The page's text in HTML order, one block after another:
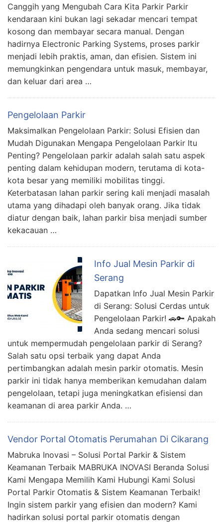
Canggih yang Mengubah Cara Kita Parkir Parkir
kendaraan kini bukan lagi sekadar mencari tempat
kosong dan membayar secara manual. Dengan
hadirnya Electronic Parking Systems, proses parkir
menjadi lebih praktis, aman, dan efisien. Sistem ini
memungkinkan pengendara untuk masuk, membayar,
dan keluar dari area …
Pengelolaan Parkir
Maksimalkan Pengelolaan Parkir: Solusi Efisien dan
Mudah Digunakan Mengapa Pengelolaan Parkir Itu
Penting? Pengelolaan parkir adalah salah satu aspek
penting dalam kehidupan modern, terutama di kota-
kota besar yang memiliki mobilitas tinggi.
Keterbatasan lahan parkir sering kali menjadi masalah
utama yang dihadapi oleh banyak orang. Jika tidak
diatur dengan baik, lahan parkir bisa menjadi sumber
kekacauan …
Info Jual Mesin Parkir di
Serang
Dapatkan Info Jual Mesin Parkir
di Serang: Solusi Cerdas untuk
Pengelolaan Parkir! 🚗🔑 Apakah
Anda sedang mencari solusi
untuk mempermudah pengelolaan parkir di Serang?
Salah satu opsi terbaik yang dapat Anda
pertimbangkan adalah mesin parkir otomatis. Mesin
parkir ini tidak hanya memberikan kemudahan dalam
pengelolaan, tetapi juga meningkatkan efisiensi dan
keamanan di area parkir Anda. …
Vendor Portal Otomatis Perumahan Di Cikarang
Mabruka Inovasi – Solusi Portal Parkir & Sistem
Keamanan Terbaik MABRUKA INOVASI Beranda Solusi
Kami Mengapa Memilih Kami Hubungi Kami Solusi
Portal Parkir Otomatis & Sistem Keamanan Terbaik!
Ingin sistem parkir yang efisien dan modern? Kami
hadirkan solusi portal parkir otomatis dengan